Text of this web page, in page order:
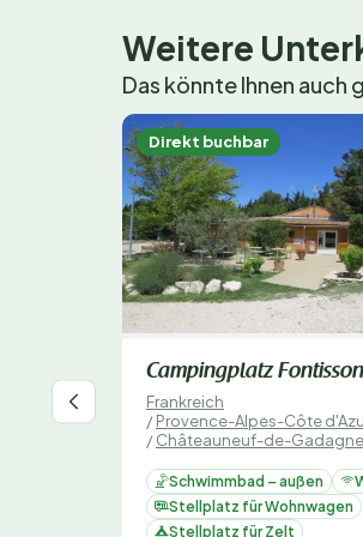
Weitere
Das könnte Ihnen auch
Direkt buchbar
Campingplatz Fontisson
Frankreich
/Provence-Alpes-Côte
/Châteauneuf-de-Gadagne
Schwimmbad – außen
Stellplatz für Wohnwagen
Stellplatz für Zelt